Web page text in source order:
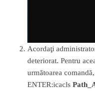
Acordaţi
deteriorat. Pentru
următoarea
ENTER:icacls